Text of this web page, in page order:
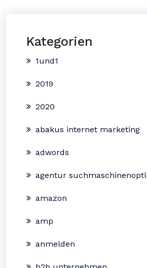
Kategorien
1und1
2019
2020
abakus internet marketing
adwords
agentur
amazon
amp
anmelden